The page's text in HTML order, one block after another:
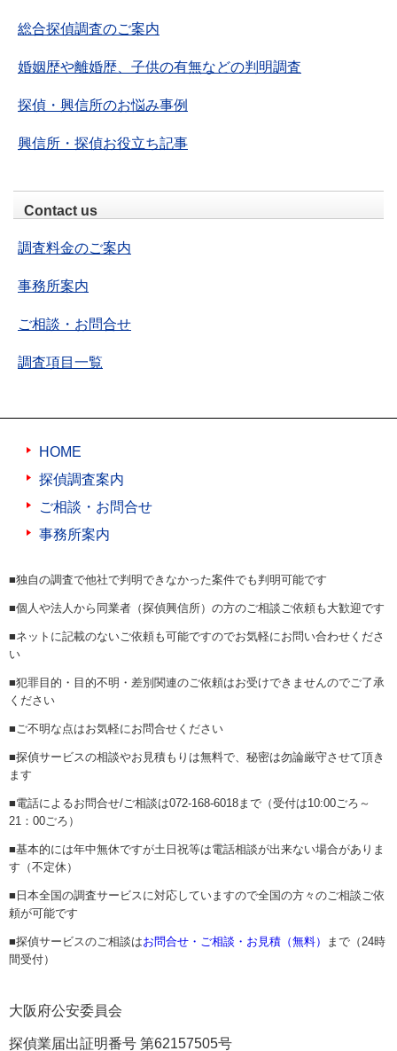
総合探偵調査のご案内
婚姻歴や離婚歴、子供の有無などの判明調査
探偵・興信所のお悩み事例
興信所・探偵お役立ち記事
Contact us
調査料金のご案内
事務所案内
ご相談・お問合せ
調査項目一覧
HOME
探偵調査案内
ご相談・お問合せ
事務所案内
■独自の調査で他社で判明できなかった案件でも判明可能です
■個人や法人から同業者（探偵興信所）の方のご相談ご依頼も大歓迎です
■ネットに記載のないご依頼も可能ですのでお気軽にお問い合わせくださ
い
■犯罪目的・目的不明・差別関連のご依頼はお受けできませんのでご了承
ください
■ご不明な点はお気軽にお問合せください
■探偵サービスの相談やお見積もりは無料で、秘密は勿論厳守させて頂き
ます
■電話によるお問合せ/ご相談は072-168-6018まで（受付は10:00ごろ～
21：00ごろ）
■基本的には年中無休ですが土日祝等は電話相談が出来ない場合がありま
す（不定休）
■日本全国の調査サービスに対応していますので全国の方々のご相談ご依
頼が可能です
■探偵サービスのご相談はお問合せ・ご相談・お見積（無料）
まで（24時
間受付）
大阪府公安委員会
探偵業届出証明番号 第62157505号